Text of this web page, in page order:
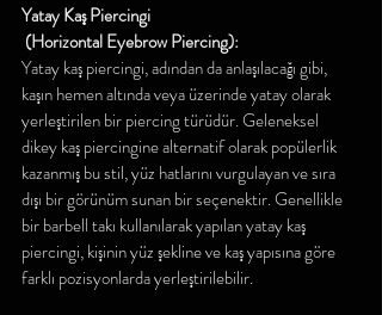
Yatay Kaş Piercingi
(Horizontal Eyebrow Piercing):
Yatay kaş piercingi, adından da anlaşılacağı gibi,
kaşın hemen altında veya üzerinde yatay olarak
yerleştirilen bir piercing türüdür. Geleneksel
dikey kaş piercingine alternatif olarak popülerlik
kazanmış bu stil, yüz hatlarını vurgulayan ve sıra
dışı bir görünüm sunan bir seçenektir. Genellikle
bir barbell takı kullanılarak yapılan yatay kaş
piercingi, kişinin yüz şekline ve kaş yapısına göre
farklı pozisyonlarda yerleştirilebilir.